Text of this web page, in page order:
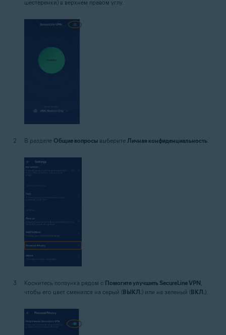
шестеренки) в верхнем правом углу.
В разделе Общие вопросы выберите Личная конфиденциальность.
Коснитесь ползунка рядом с Помогите улучшить SecureLine VPN,
чтобы его цвет сменился на серый (ВЫКЛ.) или на зеленый (ВКЛ.).